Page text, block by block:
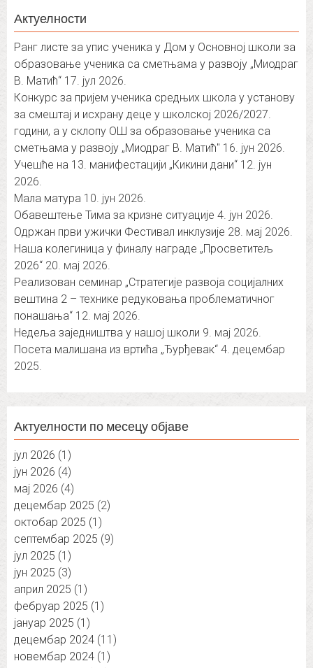
Актуелности
Ранг листе за упис ученика у Дом у Основној школи за
образовање ученика са сметњама у развоју „Миодраг
В. Матић“ 17. јул 2026.
Конкурс за пријем ученика средњих школа у установу
за смештај и исхрану деце у школској 2026/2027.
години, а у склопу ОШ за образовање ученика са
сметњама у развоју „Миодраг В. Матић″ 16. јун 2026.
Учешће на 13. манифестацији „Кикини дани“ 12. јун
2026.
Мала матура 10. јун 2026.
Обавештење Тима за кризне ситуације 4. јун 2026.
Одржан први ужички Фестивал инклузије 28. мај 2026.
Наша колегиница у финалу награде „Просветитељ
2026“ 20. мај 2026.
Реализован семинар „Стратегије развоја социјалних
вештина 2 – технике редуковања проблематичног
понашања“ 12. мај 2026.
Недеља заједништва у нашој школи 9. мај 2026.
Посета малишана из вртића „Ђурђевак“ 4. децембар
2025.
Актуелности по месецу објаве
јул 2026 (1)
јун 2026 (4)
мај 2026 (4)
децембар 2025 (2)
октобар 2025 (1)
септембар 2025 (9)
јул 2025 (1)
јун 2025 (3)
април 2025 (1)
фебруар 2025 (1)
јануар 2025 (1)
децембар 2024 (11)
новембар 2024 (1)